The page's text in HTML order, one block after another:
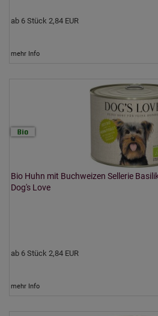
ab 6 Stück 2,84 EUR
mehr Info
Bio Huhn mit Buchweizen Sellerie
Dog's Love
ab 6 Stück 2,84 EUR
mehr Info